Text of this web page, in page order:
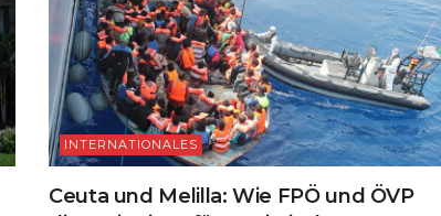
INTERNATIONALES
Ceuta und Melilla: Wie FPÖ und ÖVP